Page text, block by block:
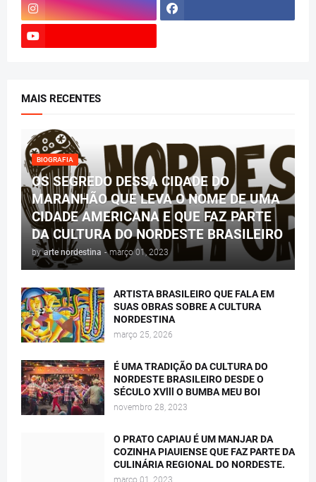
MAIS RECENTES
BIOGRAFIA
OS SEGREDO DESSA CIDADE DO
MARANHÃO QUE LEVA O NOME DE UMA
CIDADE AMERICANA E QUE FAZ PARTE
DA CULTURA DO NORDESTE BRASILEIRO
by arte nordestina - março 01, 2023
ARTISTA BRASILEIRO QUE FALA EM
SUAS OBRAS SOBRE A CULTURA
NORDESTINA
março 25, 2026
É UMA TRADIÇÃO DA CULTURA DO
NORDESTE BRASILEIRO DESDE O
SÉCULO XVlll O BUMBA MEU BOI
novembro 28, 2023
O PRATO CAPIAU É UM MANJAR DA
COZINHA PIAUIENSE QUE FAZ PARTE DA
CULINÁRIA REGIONAL DO NORDESTE.